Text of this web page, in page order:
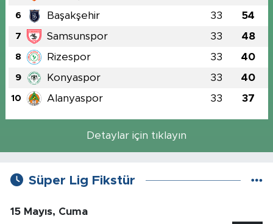
6 Başakşehir 33 54
7 Samsunspor 33 48
8 Rizespor 33 40
9 Konyaspor 33 40
10 Alanyaspor 33 37
Detaylar için tıklayın
Süper Lig Fikstür
15 Mayıs, Cuma